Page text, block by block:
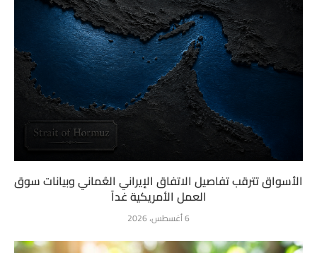
الأسواق تترقب تفاصيل الاتفاق الإيراني العُماني وبيانات سوق
العمل الأمريكية غداً
6 أغسطس، 2026